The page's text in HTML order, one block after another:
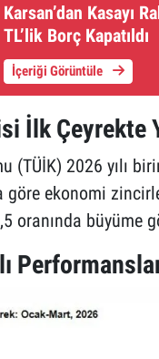
Karsan’dan Kasayı
TL’lik Borç Kapatıldı
İçeriği Görüntüle
İlk Çeyrekte
(TÜİK) 2026 yılı
göre ekonomi
oranında büyüme